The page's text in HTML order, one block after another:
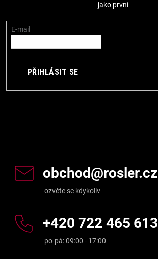
jako první
E-mail
PŘIHLÁSIT SE
obchod@rosler.cz
+420 722 465 613